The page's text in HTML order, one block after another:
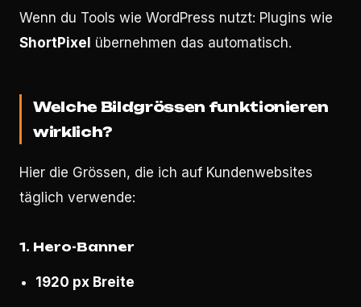
Wenn du Tools wie WordPress nutzt: Plugins wie
ShortPixel übernehmen das automatisch.
Welche Bildgrössen funktionieren
wirklich?
Hier die Grössen, die ich auf Kundenwebsites
täglich verwende:
1. Hero-Banner
1920 px Breite